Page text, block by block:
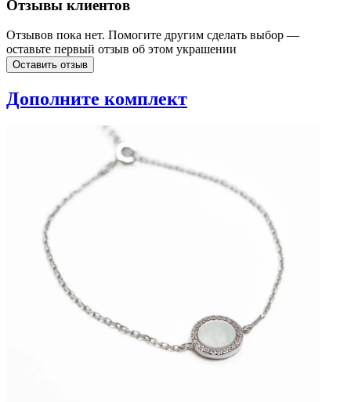
Отзывы клиентов
Отзывов пока нет. Помогите другим сделать выбор —
оставьте первый отзыв об этом украшении
Оставить отзыв
Дополните комплект